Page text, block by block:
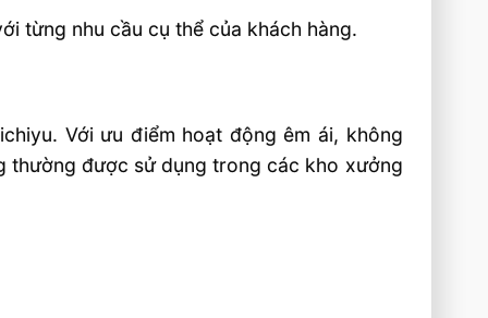
từng nhu cầu cụ thể của khách hàng.
Với ưu điểm hoạt động êm ái, không
thường được sử dụng trong các kho xưởng